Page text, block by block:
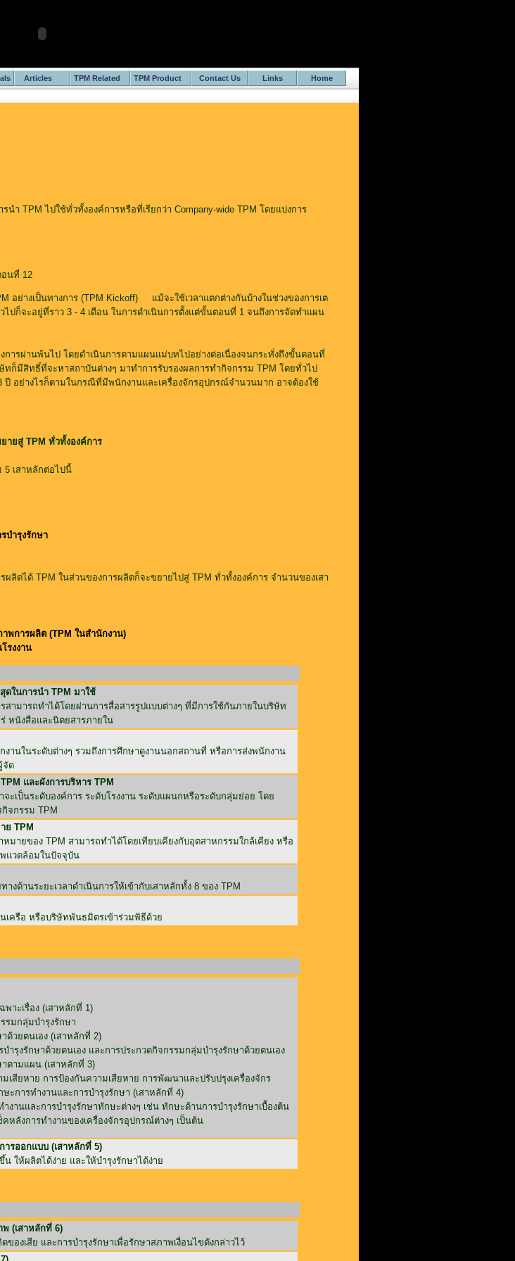
Articles TPM Related TPM Product Contact Us Links Home
TPM ไปใช้ทั่วทั้งองค์การหรือที่เรียกว่า Company-wide TPM โดยแบ่งการ
นที่ 12
อย่างเป็นทางการ (TPM Kickoff) แม้จะใช้เวลาแตกต่างกันบ้างในช่วงของการเต
ก็จะอยู่ที่ราว 3 - 4 เดือน ในการดำเนินการตั้งแต่ขั้นตอนที่ 1 จนถึงการจัดทำแผน
ารผ่านพ้นไป โดยดำเนินการตามแผนแม่บทไปอย่างต่อเนื่องจนกระทั่งถึงขั้นตอนที่
มีสิทธิ์ที่จะหาสถาบันต่างๆ มาทำการรับรองผลการทำกิจกรรม TPM โดยทั่วไป
ปี อย่างไรก็ตามในกรณีที่มีพนักงานและเครื่องจักรอุปกรณ์จำนวนมาก อาจต้องใช้
ายสู่ TPM ทั่วทั้งองค์การ
5 เสาหลักต่อไปนี้
บำรุงรักษา
ลิตได้ TPM ในส่วนของการผลิตก็จะขยายไปสู่ TPM ทั่วทั้งองค์การ จำนวนของเสา
พการผลิต (TPM ในสำนักงาน)
รงงาน
ดในการนำ TPM มาใช้
สามารถทำได้โดยผ่านการสื่อสารรูปแบบต่างๆ ที่มีการใช้กันภายในบริษัท
หนังสือและนิตยสารภายใน
านในระดับต่างๆ รวมถึงการศึกษาดูงานนอกสถานที่ หรือการส่งพนักงาน
จัด
และผังการบริหาร TPM
ะเป็นระดับองค์การ ระดับโรงงาน ระดับแผนกหรือระดับกลุ่มย่อย โดย
จกรรม TPM
ย TPM
มายของ TPM สามารถทำได้โดยเทียบเคียงกับอุตสาหกรรมใกล้เคียง หรือ
แวดล้อมในปัจจุบัน
งด้านระยะเวลาดำเนินการให้เข้ากับเสาหลักทั้ง 8 ของ TPM
เครือ หรือบริษัทพันธมิตรเข้าร่วมพิธีด้วย
พาะเรื่อง (เสาหลักที่ 1)
รมกลุ่มบำรุงรักษา
ด้วยตนเอง (เสาหลักที่ 2)
ำรุงรักษาด้วยตนเอง และการประกวดกิจกรรมกลุ่มบำรุงรักษาด้วยตนเอง
าตามแผน (เสาหลักที่ 3)
เสียหาย การป้องกันความเสียหาย การพัฒนาและปรับปรุงเครื่องจักร
ะการทำงานและการบำรุงรักษา (เสาหลักที่ 4)
านและการบำรุงรักษาทักษะต่างๆ เช่น ทักษะด้านการบำรุงรักษาเบื้องต้น
คหลังการทำงานของเครื่องจักรอุปกรณ์ต่างๆ เป็นต้น
ารออกแบบ (เสาหลักที่ 5)
ให้ผลิตได้ง่าย และให้บำรุงรักษาได้ง่าย
(เสาหลักที่ 6)
ของเสีย และการบำรุงรักษาเพื่อรักษาสภาพเงื่อนไขดังกล่าวไว้